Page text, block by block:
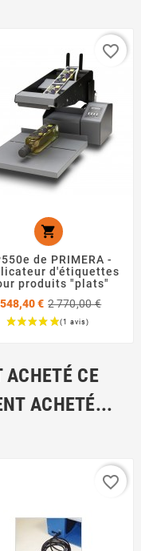

de PRIMERA -
d'étiquettes
produits "plats"
€ 2 770,00 €
Prix
favorite_border
ACHETÉ CE
ACHETÉ...
favorite_border